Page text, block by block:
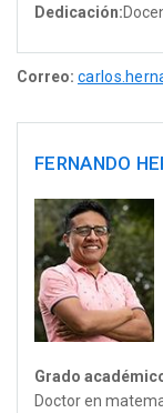
Dedicación:
Correo:
FERNANDO
Grado
Doctor en